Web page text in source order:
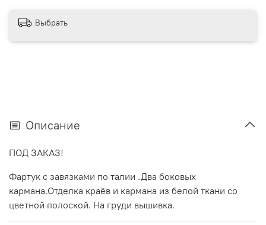
Выбрать
Описание
ПОД ЗАКАЗ!
Фартук с завязками по талии .Два боковых
кармана.Отделка краёв и кармана из белой ткани со
цветной полоской. На груди вышивка.